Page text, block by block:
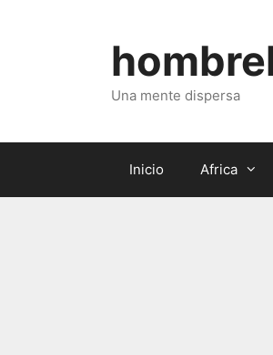
Una mente dispersa
Inicio Africa